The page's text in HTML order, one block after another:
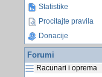
Statistike
Procitajte pravila
Donacije
Forumi
Racunari i oprema